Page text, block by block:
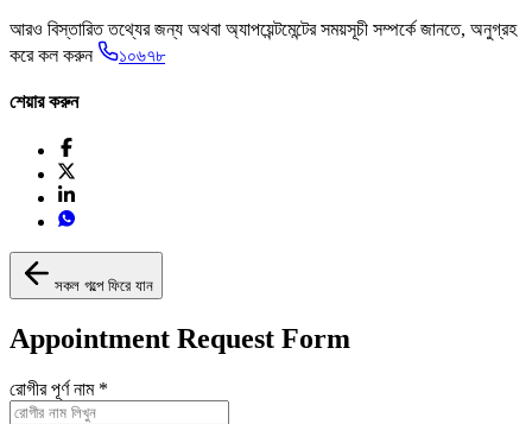
আরও বিস্তারিত তথ্যের জন্য অথবা অ্যাপয়েন্টমেন্টের সময়সূচী সম্পর্কে জানতে, অনুগ্রহ
করে কল করুন
১০৬৭৮
শেয়ার করুন
সকল গল্পে ফিরে যান
Appointment Request Form
রোগীর পূর্ণ নাম *